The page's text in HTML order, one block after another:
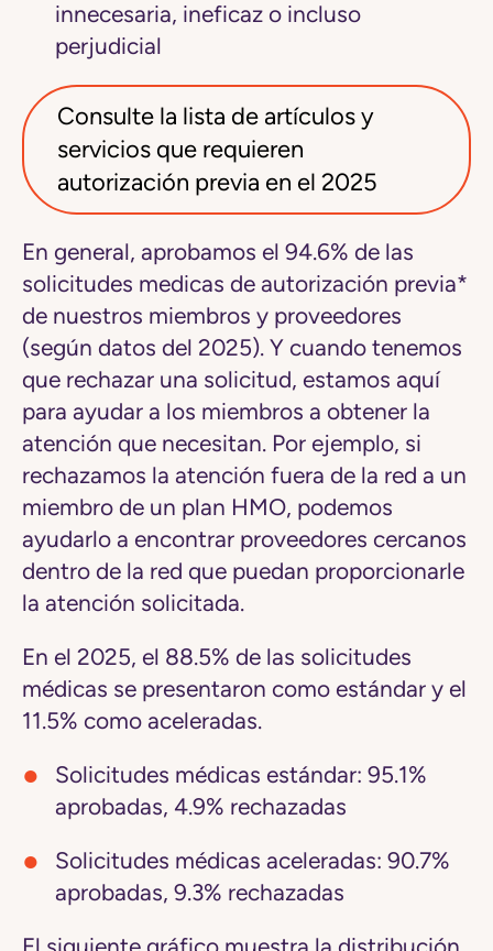
innecesaria, ineficaz o incluso
perjudicial
Consulte la lista de artículos y
servicios que requieren
autorización previa en el 2025
En general, aprobamos el 94.6% de las
solicitudes medicas de autorización previa*
de nuestros miembros y proveedores
(según datos del 2025). Y cuando tenemos
que rechazar una solicitud, estamos aquí
para ayudar a los miembros a obtener la
atención que necesitan. Por ejemplo, si
rechazamos la atención fuera de la red a un
miembro de un plan HMO, podemos
ayudarlo a encontrar proveedores cercanos
dentro de la red que puedan proporcionarle
la atención solicitada.
En el 2025, el 88.5% de las solicitudes
médicas se presentaron como estándar y el
11.5% como aceleradas.
Solicitudes médicas estándar: 95.1%
aprobadas, 4.9% rechazadas
Solicitudes médicas aceleradas: 90.7%
aprobadas, 9.3% rechazadas